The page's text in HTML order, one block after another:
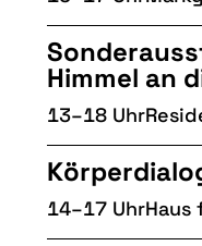
Himmel an
13–18 Uhr
14–17 UhrHaus